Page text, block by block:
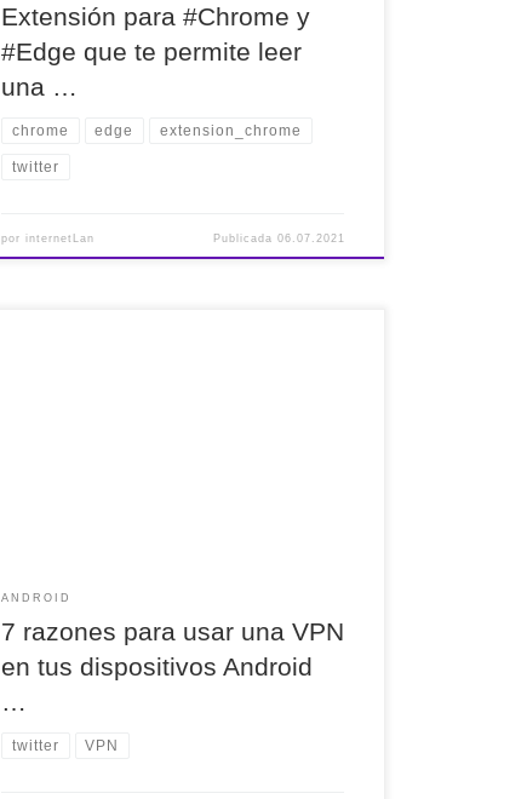
Extensión para #Chrome y
#Edge que te permite leer
una …
chrome edge extension_chrome
twitter
porinternetLan Publicada 06.07.2021
ANDROID
7 razones para usar una VPN
en tus dispositivos Android
…
twitter VPN